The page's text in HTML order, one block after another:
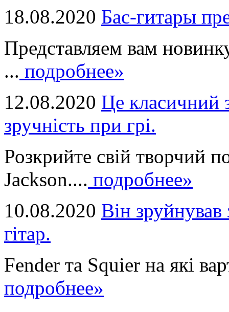
18.08.2020 Бас-гитары
Представляем вам
... подробнее»
12.08.2020 Це класичний
зручність при грі.
Розкрийте свій творчий
Jackson.... подробнее»
10.08.2020 Він
гітар.
Fender та Squier на які
подробнее»